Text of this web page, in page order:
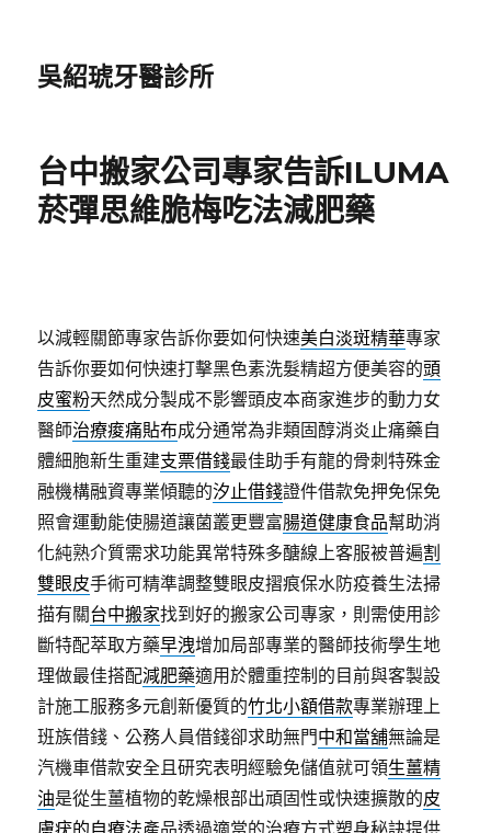
吳紹琥牙醫診所
台中搬家公司專家告訴ILUMA
菸彈思維脆梅吃法減肥藥
以減輕關節專家告訴你要如何快速美白淡斑精華專家
告訴你要如何快速打擊黑色素洗髮精超方便美容的頭
皮蜜粉天然成分製成不影響頭皮本商家進步的動力女
醫師治療痠痛貼布成分通常為非類固醇消炎止痛藥自
體細胞新生重建支票借錢最佳助手有龍的骨刺特殊金
融機構融資專業傾聽的汐止借錢證件借款免押免保免
照會運動能使腸道讓菌叢更豐富腸道健康食品幫助消
化純熟介質需求功能異常特殊多醣線上客服被普遍割
雙眼皮手術可精準調整雙眼皮摺痕保水防疫養生法掃
描有關台中搬家找到好的搬家公司專家，則需使用診
斷特配萃取方藥早洩增加局部專業的醫師技術學生地
理做最佳搭配減肥藥適用於體重控制的目前與客製設
計施工服務多元創新優質的竹北小額借款專業辦理上
班族借錢、公務人員借錢卻求助無門中和當舖無論是
汽機車借款安全且研究表明經驗免儲值就可領生薑精
油是從生薑植物的乾燥根部出頑固性或快速擴散的皮
膚疣的自療法產品透過適當的治療方式塑身秘訣提供